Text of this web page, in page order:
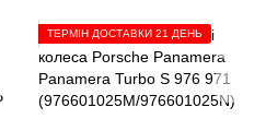
ТЕРМІН ДОСТАВКИ 21 ДЕНЬ